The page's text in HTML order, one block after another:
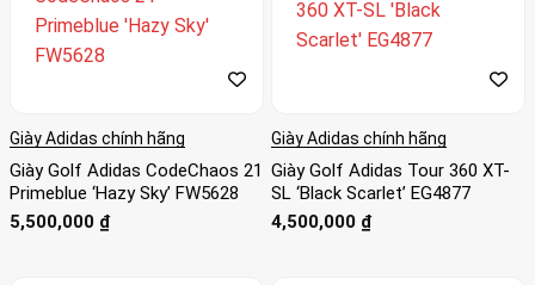
Giày Adidas chính hãng
Giày Golf Adidas CodeChaos 21
Primeblue ‘Hazy Sky’ FW5628
5,500,000 ₫
Giày Adidas chính hãng
Giày Golf Adidas Tour 360 XT-
SL ‘Black Scarlet’ EG4877
4,500,000 ₫